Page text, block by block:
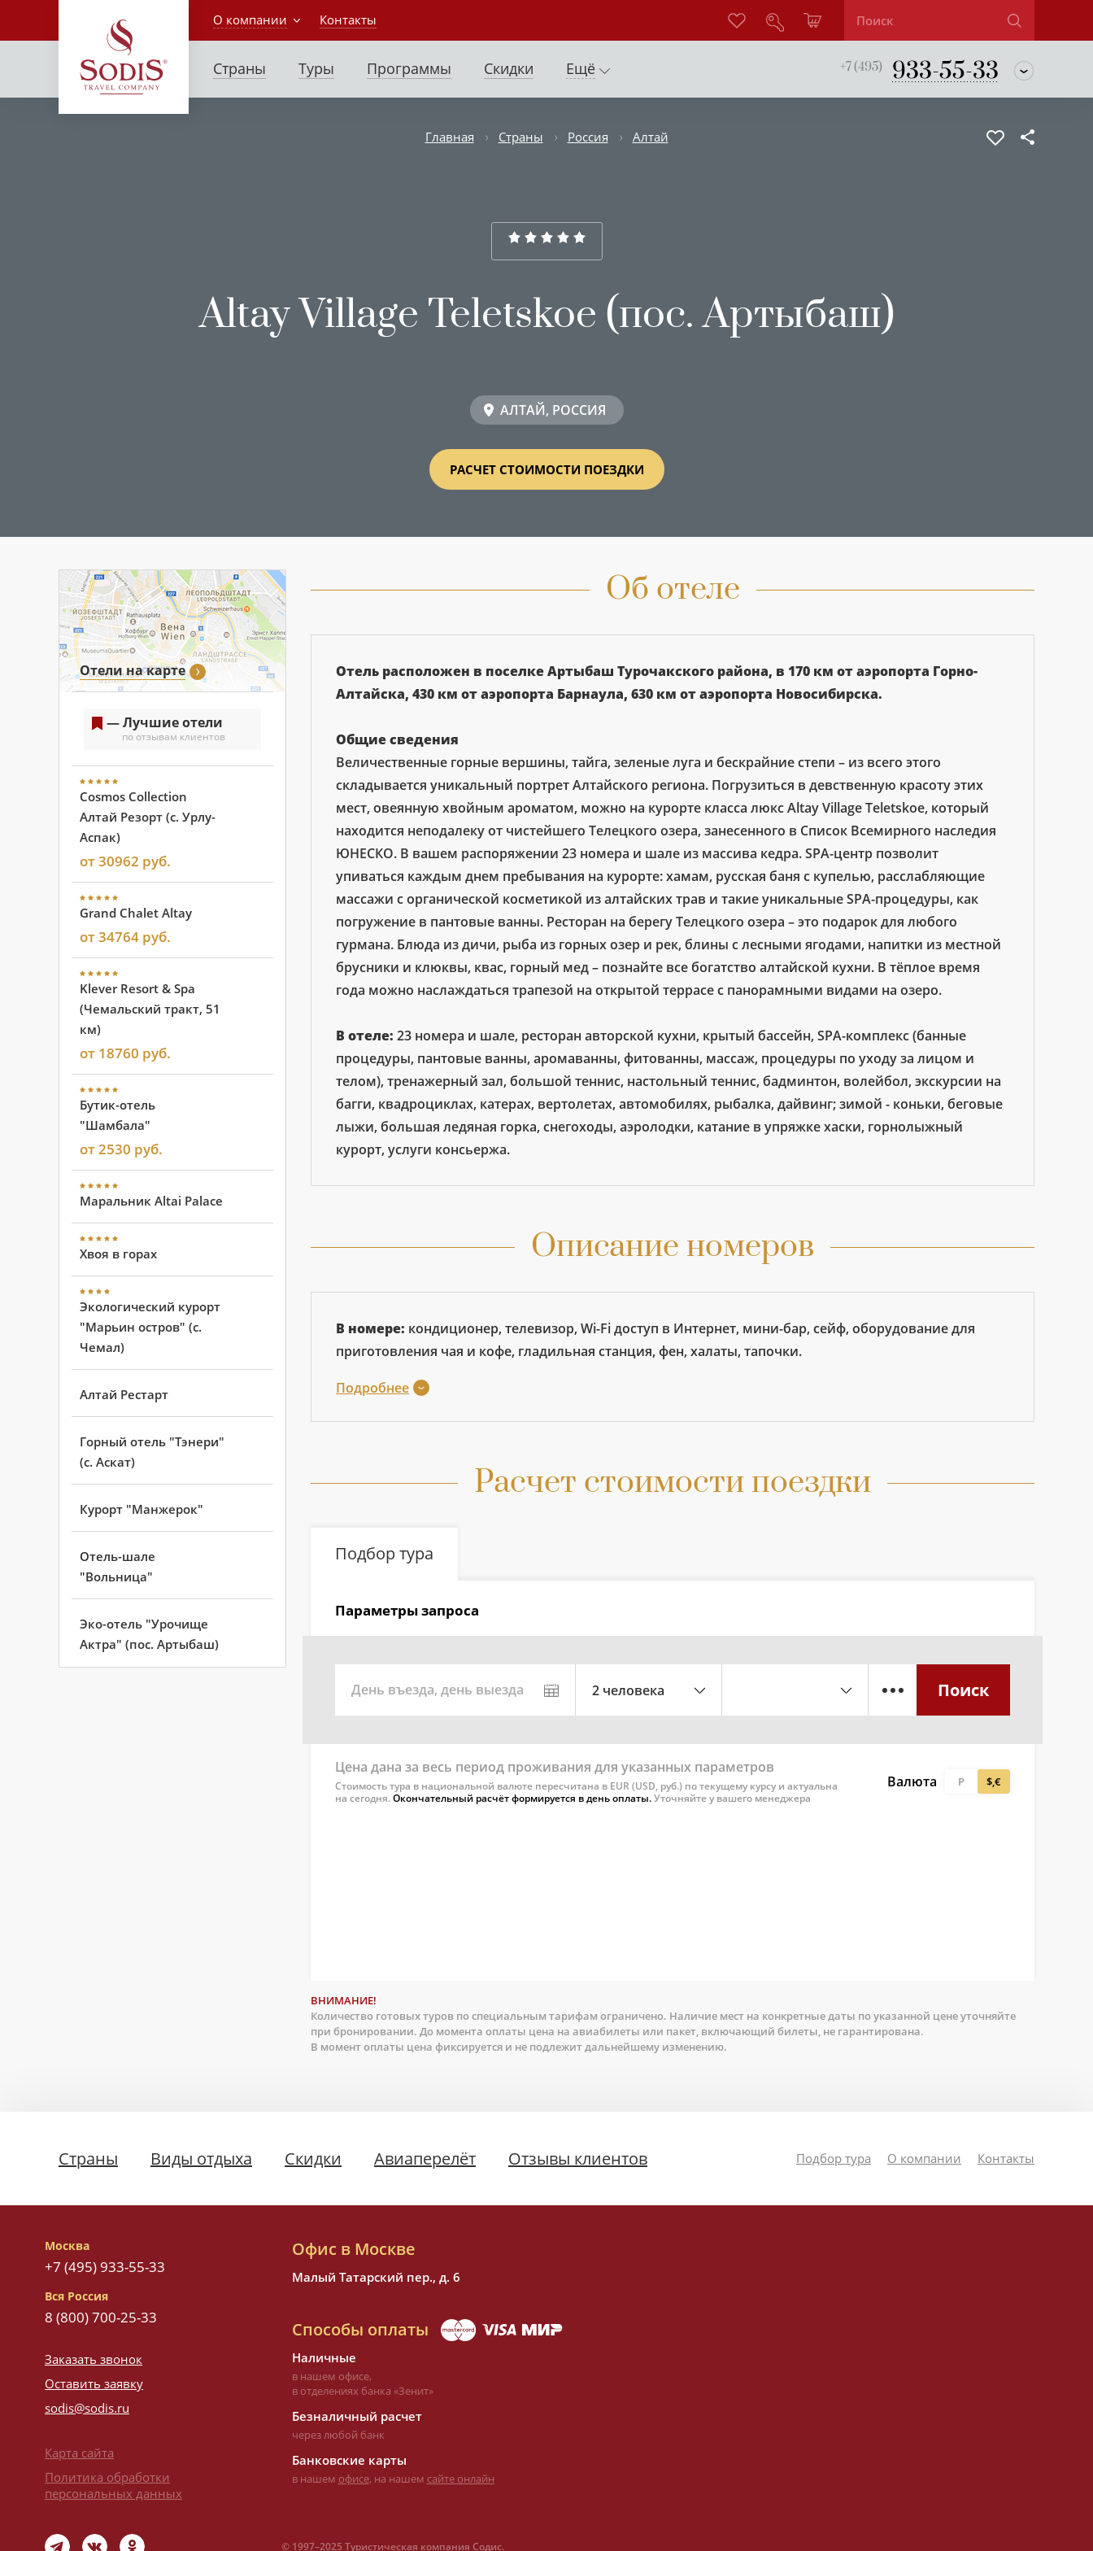
О компании Контакты
Страны Туры Программы Скидки Ещё +7 (495) 933-55-33
Главная Страны Россия Алтай
Altay Village Teletskoe (пос. Артыбаш)
АЛТАЙ, РОССИЯ
РАСЧЕТ СТОИМОСТИ ПОЕЗДКИ
Отели на карте
— Лучшие отели
по отзывам клиентов
Cosmos Collection
Алтай Резорт (с. Урлу-
Аспак)
от 30962 руб.
Grand Chalet Altay
от 34764 руб.
Klever Resort & Spa
(Чемальский тракт, 51
км)
от 18760 руб.
Бутик-отель
"Шамбала"
от 2530 руб.
Маральник Altai Palace
Хвоя в горах
Экологический курорт
"Марьин остров" (с.
Чемал)
Алтай Рестарт
Горный отель "Тэнери"
(с. Аскат)
Курорт "Манжерок"
Отель-шале
"Вольница"
Эко-отель "Урочище
Актра" (пос. Артыбаш)
Об отеле
Отель расположен в поселке Артыбаш Турочакского района, в 170 км от аэропорта Горно-
Алтайска, 430 км от аэропорта Барнаула, 630 км от аэропорта Новосибирска.
Общие сведения
Величественные горные вершины, тайга, зеленые луга и бескрайние степи – из всего этого
складывается уникальный портрет Алтайского региона. Погрузиться в девственную красоту этих
мест, овеянную хвойным ароматом, можно на курорте класса люкс Altay Village Teletskoe, который
находится неподалеку от чистейшего Телецкого озера, занесенного в Список Всемирного наследия
ЮНЕСКО. В вашем распоряжении 23 номера и шале из массива кедра. SPA-центр позволит
упиваться каждым днем пребывания на курорте: хамам, русская баня с купелью, расслабляющие
массажи с органической косметикой из алтайских трав и такие уникальные SPA-процедуры, как
погружение в пантовые ванны. Ресторан на берегу Телецкого озера – это подарок для любого
гурмана. Блюда из дичи, рыба из горных озер и рек, блины с лесными ягодами, напитки из местной
брусники и клюквы, квас, горный мед – познайте все богатство алтайской кухни. В тёплое время
года можно наслаждаться трапезой на открытой террасе с панорамными видами на озеро.
В отеле: 23 номера и шале, ресторан авторской кухни, крытый бассейн, SPA-комплекс (банные
процедуры, пантовые ванны, аромаванны, фитованны, массаж, процедуры по уходу за лицом и
телом), тренажерный зал, большой теннис, настольный теннис, бадминтон, волейбол, экскурсии на
багги, квадроциклах, катерах, вертолетах, автомобилях, рыбалка, дайвинг; зимой - коньки, беговые
лыжи, большая ледяная горка, снегоходы, аэролодки, катание в упряжке хаски, горнолыжный
курорт, услуги консьержа.
Описание номеров
В номере: кондиционер, телевизор, Wi-Fi доступ в Интернет, мини-бар, сейф, оборудование для
приготовления чая и кофе, гладильная станция, фен, халаты, тапочки.
Подробнее
Расчет стоимости поездки
Подбор тура
Параметры запроса
День въезда, день выезда 2 человека Поиск
Цена дана за весь период проживания для указанных параметров
Стоимость тура в национальной валюте пересчитана в EUR (USD, руб.) по текущему курсу и актуальна
на сегодня.Окончательный расчёт формируется в день оплаты.Уточняйте у вашего менеджера
Валюта Р $,€
ВНИМАНИЕ!
Количество готовых туров по специальным тарифам ограничено. Наличие мест на конкретные даты по указанной цене уточняйте
при бронировании. До момента оплаты цена на авиабилеты или пакет, включающий билеты, не гарантирована.
В момент оплаты цена фиксируется и не подлежит дальнейшему изменению.
Страны Виды отдыха Скидки Авиаперелёт Отзывы клиентов Подбор тура О компании Контакты
Москва
+7 (495) 933-55-33
Вся Россия
8 (800) 700-25-33
Заказать звонок
Оставить заявку
sodis@sodis.ru
Карта сайта
Политика обработки
персональных данных
Офис в Москве
Малый Татарский пер., д. 6
Способы оплаты
Наличные
в нашем офисе,
в отделениях банка «Зенит»
Безналичный расчет
через любой банк
Банковские карты
в нашем офисе, на нашем сайте онлайн
© 1997–2025 Туристическая компания Содис.